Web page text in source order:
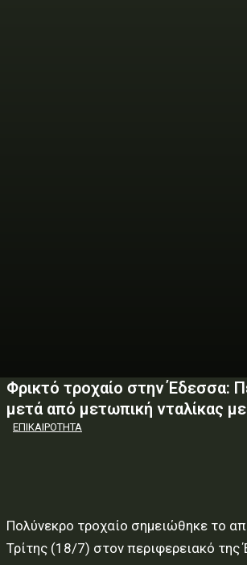
Φρικτό τροχαίο στην Έδεσσα:
μετά από μετωπική νταλίκας
ΕΠΙΚΑΙΡΟΤΗΤΑ
Πολύνεκρο τροχαίο σημειώθηκε το
Τρίτης (18/7) στον περιφερειακό της